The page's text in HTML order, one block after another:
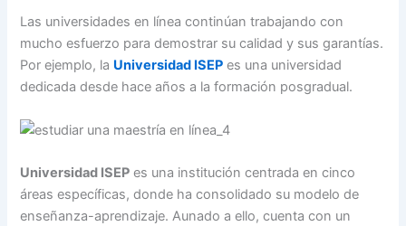
Las universidades en línea continúan trabajando con
mucho esfuerzo para demostrar su calidad y sus garantías.
Por ejemplo, la Universidad ISEP es una universidad
dedicada desde hace años a la formación posgradual.
Universidad ISEP es una institución centrada en cinco
áreas específicas, donde ha consolidado su modelo de
enseñanza-aprendizaje. Aunado a ello, cuenta con un